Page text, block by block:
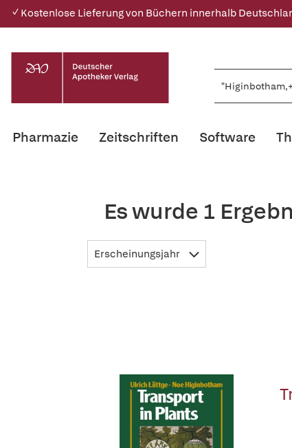
✓ Kostenlose Lieferung von Büchern innerhalb
Pharmazie Zeitschriften Software
Es wurde 1
Erscheinungsjahr